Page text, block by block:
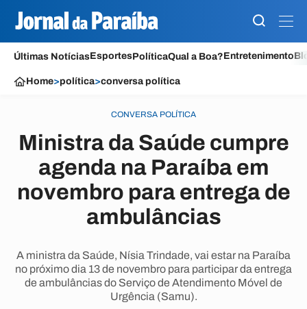
Últimas NotíciasEsportesPolíticaQual a Boa?Entretenimento
Home>política>conversa política
CONVERSA POLÍTICA
Ministra da Saúde cumpre
agenda na Paraíba em
novembro para entrega de
ambulâncias
A ministra da Saúde, Nísia Trindade, vai estar na Paraíba
no próximo dia 13 de novembro para participar da entrega
de ambulâncias do Serviço de Atendimento Móvel de
Urgência (Samu).